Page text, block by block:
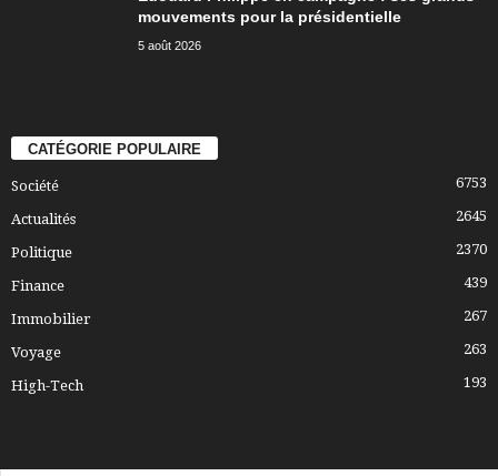
mouvements pour la présidentielle
5 août 2026
CATÉGORIE POPULAIRE
Société 6753
Actualités 2645
Politique 2370
Finance 439
Immobilier 267
Voyage 263
High-Tech 193